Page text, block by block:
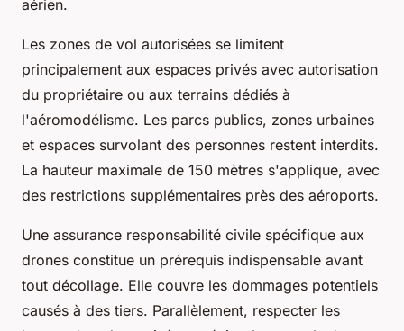
aérien.
Les zones de vol autorisées se limitent
principalement aux espaces privés avec autorisation
du propriétaire ou aux terrains dédiés à
l'aéromodélisme. Les parcs publics, zones urbaines
et espaces survolant des personnes restent interdits.
La hauteur maximale de 150 mètres s'applique, avec
des restrictions supplémentaires près des aéroports.
Une assurance responsabilité civile spécifique aux
drones constitue un prérequis indispensable avant
tout décollage. Elle couvre les dommages potentiels
causés à des tiers. Parallèlement, respecter les